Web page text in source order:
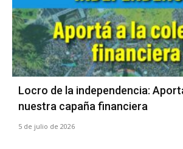
Locro de la independencia:
nuestra capaña financiera
5 de julio de 2026